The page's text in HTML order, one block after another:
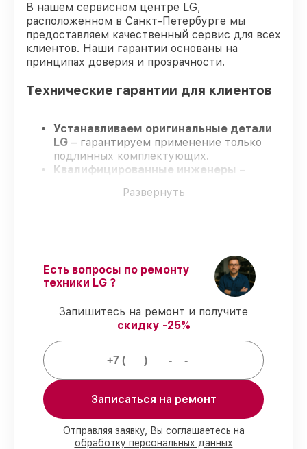
В нашем сервисном центре LG,
расположенном в Санкт-Петербурге мы
предоставляем качественный сервис для всех
клиентов. Наши гарантии основаны на
принципах доверия и прозрачности.
Технические гарантии для клиентов
Устанавливаем оригинальные детали
LG – гарантируем применение только
подлинных комплектующих.
Квалифицированные инженеры –
обеспечивает надёжную работу
Поддержка после ремонта
– все
ремонтные услуги и комплектующие
защищены официальной гарантией LG.
Мы гарантируем:
заказов закрываем в присутствии
клиента
комплектующих LG есть в наличии
в мастерской или на складе в Санкт-
Петербурге, остальные поступают
оперативно
Развернуть
Есть вопросы по ремонту
техники LG ?
Запишитесь на ремонт и получите
скидку -25%
Записаться на ремонт
Отправляя заявку, Вы соглашаетесь на
обработку персональных данных